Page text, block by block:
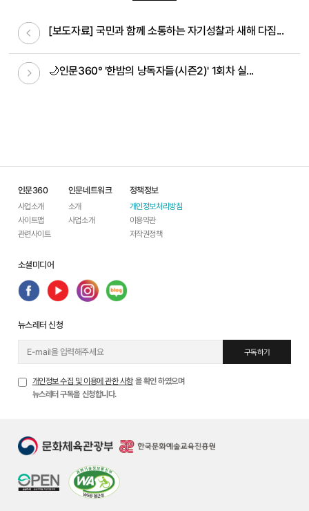
이전글[보도자료] 국민과 함께 소통하는 자기성찰과 새해 다짐...
다음글🌙인문360° '한밤의 낭독자들(시즌2)' 1회차 실...
인문360
사업소개
사이트맵
관련사이트
인문네트워크
소개
사업소개
정책정보
개인정보처리방침
이용약관
저작권정책
소셜미디어
뉴스레터 신청
구독하기
개인정보 수집 및 이용에 관한 사항 을 확인 하였으며
뉴스레터 구독을 신청합니다.